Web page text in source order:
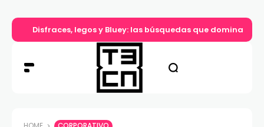
Disfraces, legos y Bluey: las búsquedas que dominan el